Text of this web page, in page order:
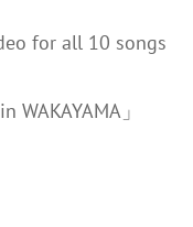
for all 10 songs
WAKAYAMA」